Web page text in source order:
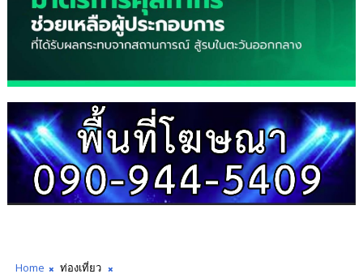
Home
ท่องเที่ยว